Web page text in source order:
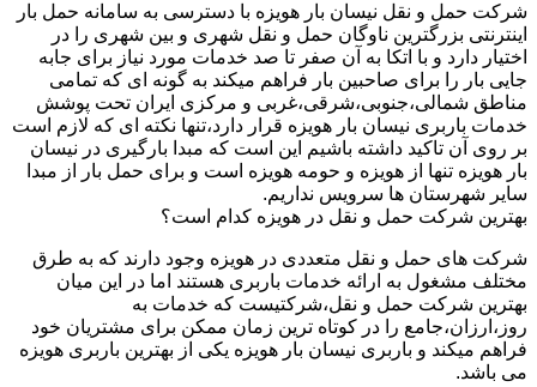
شرکت حمل و نقل نیسان بار هویزه با دسترسی به سامانه حمل بار
اینترنتی بزرگترین ناوگان حمل و نقل شهری و بین شهری را در
اختیار دارد و با اتکا به آن صفر تا صد خدمات مورد نیاز برای جابه
جایی بار را برای صاحبین بار فراهم میکند به گونه ای که تمامی
مناطق شمالی،جنوبی،شرقی،غربی و مرکزی ایران تحت پوشش
خدمات باربری نیسان بار هویزه قرار دارد،تنها نکته ای که لازم است
بر روی آن تاکید داشته باشیم این است که مبدا بارگیری در نیسان
بار هویزه تنها از هویزه و حومه هویزه است و برای حمل بار از مبدا
سایر شهرستان ها سرویس نداریم.
بهترین شرکت حمل و نقل در هویزه کدام است؟
شرکت های حمل و نقل متعددی در هویزه وجود دارند که به طرق
مختلف مشغول به ارائه خدمات باربری هستند اما در این میان
بهترین شرکت حمل و نقل،شرکتیست که خدمات به
روز،ارزان،جامع را در کوتاه ترین زمان ممکن برای مشتریان خود
فراهم میکند و باربری نیسان بار هویزه یکی از بهترین باربری هویزه
می باشد.